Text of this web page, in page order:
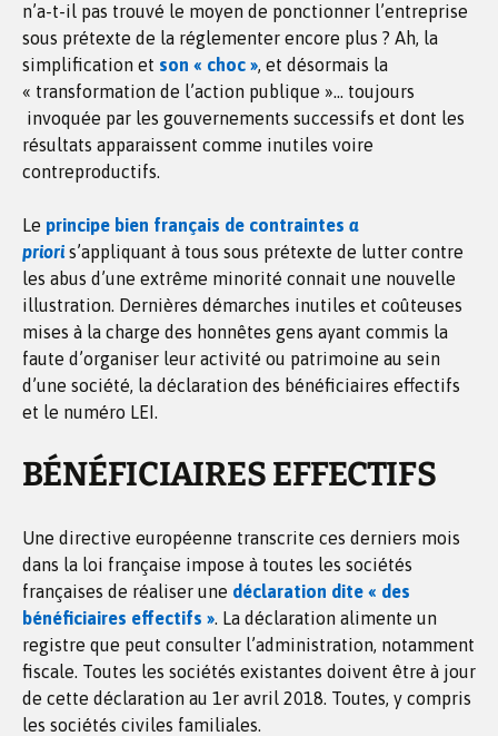
n’a-t-il pas trouvé le moyen de ponctionner l’entreprise
sous prétexte de la réglementer encore plus ? Ah, la
simplification et son « choc », et désormais la
« transformation de l’action publique »… toujours
invoquée par les gouvernements successifs et dont les
résultats apparaissent comme inutiles voire
contreproductifs.
Le principe bien français de contraintes a
priori s’appliquant à tous sous prétexte de lutter contre
les abus d’une extrême minorité connait une nouvelle
illustration. Dernières démarches inutiles et coûteuses
mises à la charge des honnêtes gens ayant commis la
faute d’organiser leur activité ou patrimoine au sein
d’une société, la déclaration des bénéficiaires effectifs
et le numéro LEI.
BÉNÉFICIAIRES EFFECTIFS
Une directive européenne transcrite ces derniers mois
dans la loi française impose à toutes les sociétés
françaises de réaliser une déclaration dite « des
bénéficiaires effectifs ». La déclaration alimente un
registre que peut consulter l’administration, notamment
fiscale. Toutes les sociétés existantes doivent être à jour
de cette déclaration au 1er avril 2018. Toutes, y compris
les sociétés civiles familiales.